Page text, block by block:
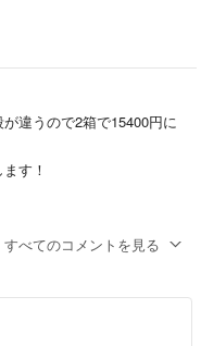
違うので2箱で15400円に
す！
きます。
すべてのコメントを見る